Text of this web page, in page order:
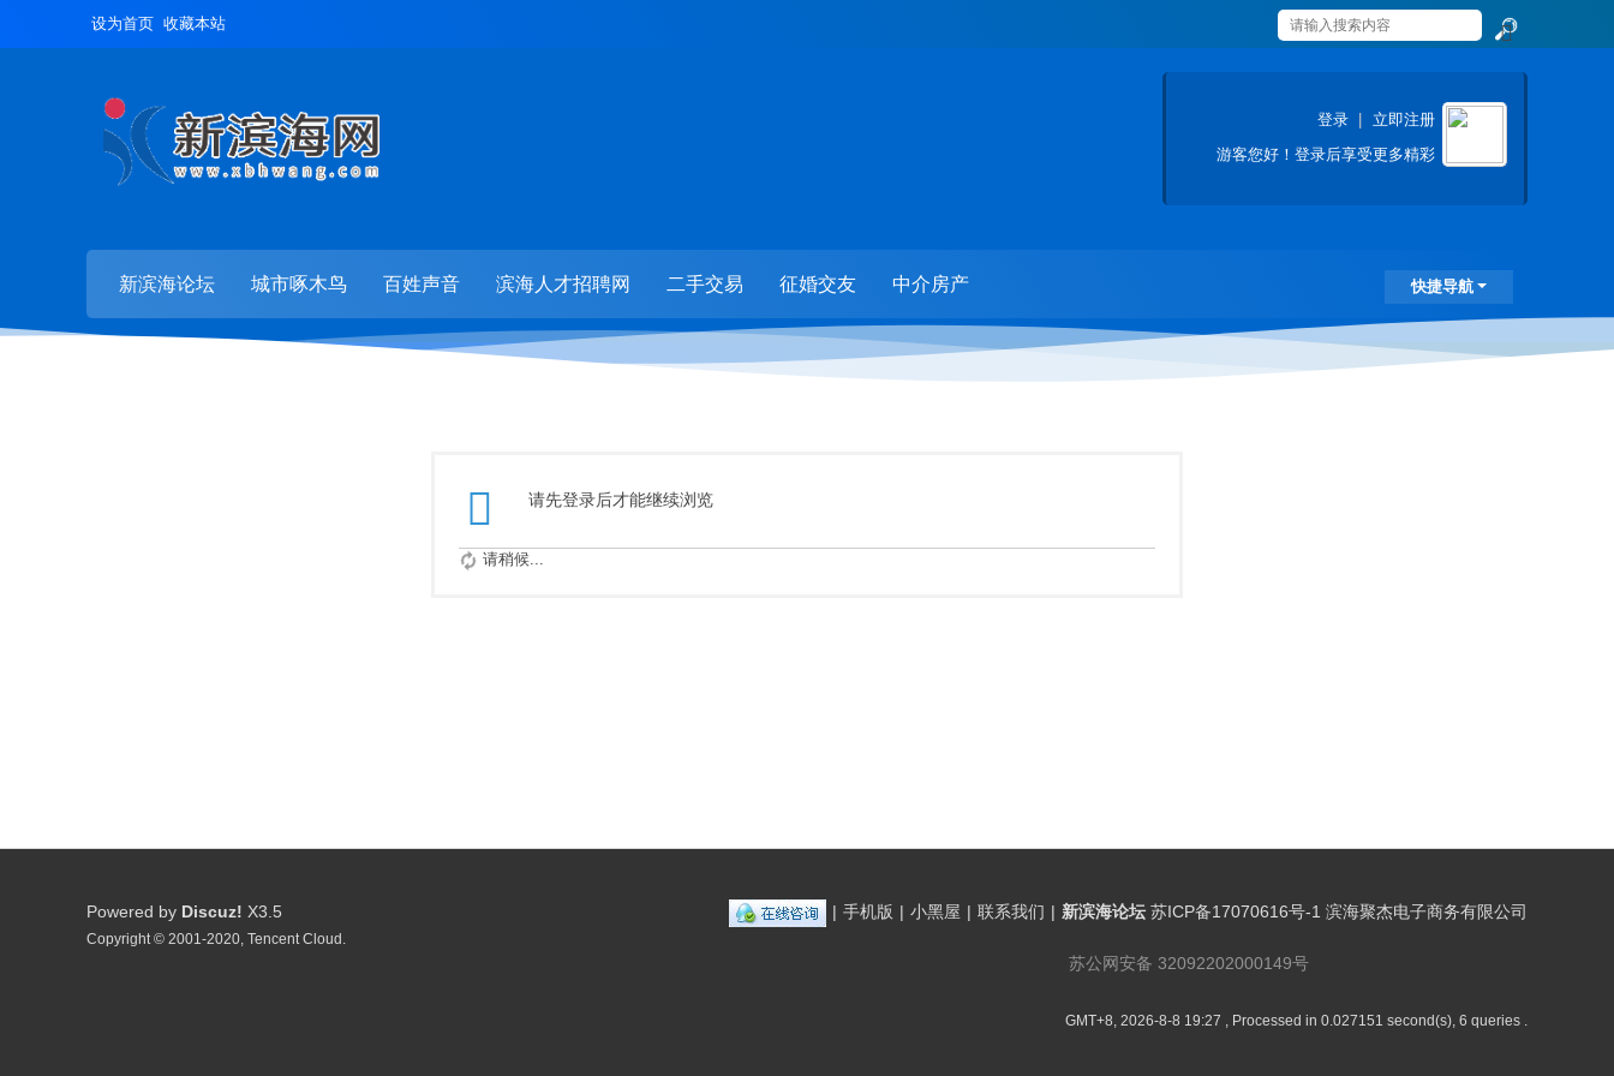
设为首页 收藏本站
索
登录
立即注册
游客您好！登录后享受更多精彩
快捷导航
新滨海论坛 城市啄木鸟 百姓声音 滨海人才招聘网 二手交易 征婚交友 中介房产
请先登录后才能继续浏览
请稍候...
| 手机版 | 小黑屋 | 联系我们 | 新滨海论坛 苏ICP备17070616号-1 滨海聚杰电子商务有限公司
苏公网安备 32092202000149号
GMT+8, 2026-8-8 19:27 , Processed in 0.027151 second(s), 6 queries .
Powered by Discuz! X3.5
Copyright © 2001-2020, Tencent Cloud.